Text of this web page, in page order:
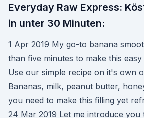
Everyday Raw Express:
in unter 30 Minuten:
1 Apr 2019 My go-to banana
than five minutes to make this
Use our simple recipe on it's own
Bananas, milk, peanut butter,
you need to make this filling yet
24 Mar 2019 Let me introduce you